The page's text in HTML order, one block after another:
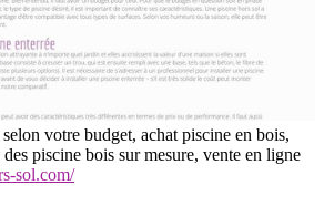
votre budget, achat piscine en bois,
piscine bois sur mesure, vente en ligne
sol.com/